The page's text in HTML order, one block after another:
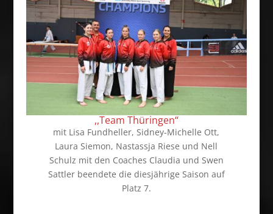
,,Team Thüringen‘‘
mit Lisa Fundheller, Sidney-Michelle Ott,
Laura Siemon, Nastassja Riese und Nell
Schulz mit den Coaches Claudia und Swen
Sattler beendete die diesjährige Saison auf
Platz 7.